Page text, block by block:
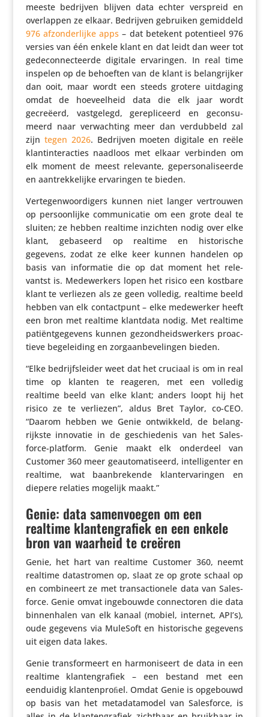
meeste bedrijven blijven data echter verspreid en
over­lappen ze elkaar. Bedrijven gebruiken gemiddeld
976 afzon­der­lijke apps – dat betekent poten­tieel 976
versies van één enkele klant en dat leidt dan weer tot
gede­con­nec­teerde digitale erva­ringen. In real time
inspelen op de behoeften van de klant is belang­rijker
dan ooit, maar wordt een steeds grotere uitdaging
omdat de hoeveel­heid data die elk jaar wordt
gecreëerd, vast­ge­legd, gere­pli­ceerd en gecon­su­
meerd naar verwach­ting meer dan verdub­beld zal
zijn tegen 2026. Bedrijven moeten digitale en reële
klan­tin­ter­ac­ties naadloos met elkaar verbinden om
elk moment de meest relevante, geper­so­na­li­seerde
en aantrek­ke­lijke erva­ringen te bieden.
Verte­gen­woor­di­gers kunnen niet langer vertrouwen
op persoon­lijke commu­ni­catie om een grote deal te
sluiten; ze hebben realtime inzichten nodig over elke
klant, gebaseerd op realtime en histo­ri­sche
gegevens, zodat ze elke keer kunnen handelen op
basis van infor­matie die op dat moment het rele­
vantst is. Mede­wer­kers lopen het risico een kostbare
klant te verliezen als ze geen volledig, realtime beeld
hebben van elk contact­punt – elke mede­werker heeft
een bron met realtime klantdata nodig. Met realtime
pati­ënt­ge­ge­vens kunnen gezond­heids­wer­kers proac­
tieve bege­lei­ding en zorg­aan­be­ve­lingen bieden.
“Elke bedrijfs­leider weet dat het cruciaal is om in real
time op klanten te reageren, met een volledig
realtime beeld van elke klant; anders loopt hij het
risico ze te verliezen”, aldus Bret Taylor, co-CEO.
“Daarom hebben we Genie ontwik­keld, de belang­
rijkste innovatie in de geschie­denis van het Sales­
force-platform. Genie maakt elk onderdeel van
Customer 360 meer geau­to­ma­ti­seerd, intel­li­genter en
realtime, wat baan­bre­kende klan­t­er­va­ringen en
diepere relaties mogelijk maakt.”
Genie: data samenvoegen om een
realtime klantengrafiek en een enkele
bron van waarheid te creëren
Genie, het hart van realtime Customer 360, neemt
realtime data­stromen op, slaat ze op grote schaal op
en combi­neert ze met trans­ac­ti­o­nele data van Sales­
force. Genie omvat inge­bouwde connec­toren die data
binnen­halen van elk kanaal (mobiel, internet, API’s),
oude gegevens via MuleSoft en histo­ri­sche gegevens
uit eigen data lakes.
Genie trans­for­meert en harmo­ni­seert de data in een
realtime klan­ten­gra­fiek – een bestand met een
eenduidig klan­ten­proﬁel. Omdat Genie is opgebouwd
op basis van het meta­da­ta­model van Sales­force, is